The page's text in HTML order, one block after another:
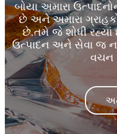
બોયા અમારા
છે અને અમારા
છે.તમે જે શોધી રહ્યાં
ઉત્પાદન અને સેવા જ
વચન